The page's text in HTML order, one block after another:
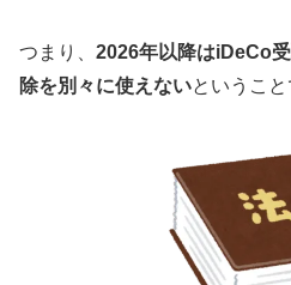
つまり、 2026年以降はiDeCo
除を別々に使えないということ